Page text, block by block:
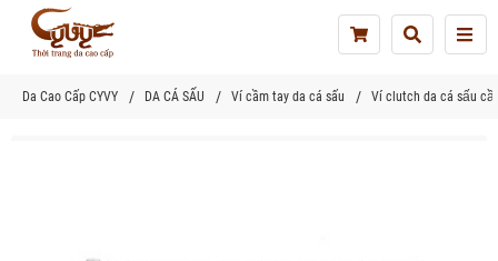
Da Cao Cấp CYVY DA CÁ SẤU Ví cầm tay da cá sấu Ví clutch da cá sấu